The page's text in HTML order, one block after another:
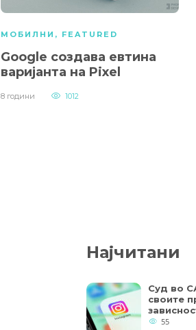
МОБИЛНИ , FEATURED
Google создава евтина
варијанта на Pixel
8 години 1012
Најчитани
Суд во
своите
55